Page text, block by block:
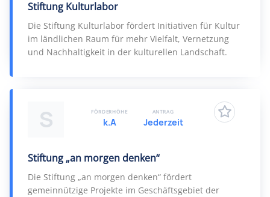
Stiftung Kulturlabor
Die Stiftung Kulturlabor fördert Initiativen für Kultur
im ländlichen Raum für mehr Vielfalt, Vernetzung
und Nachhaltigkeit in der kulturellen Landschaft.
S
Stiftung „an morgen denken“
Die Stiftung „an morgen denken“ fördert
gemeinnützige Projekte im Geschäftsgebiet der
FÖRDERHÖHE
k.A
ANTRAG
Jederzeit